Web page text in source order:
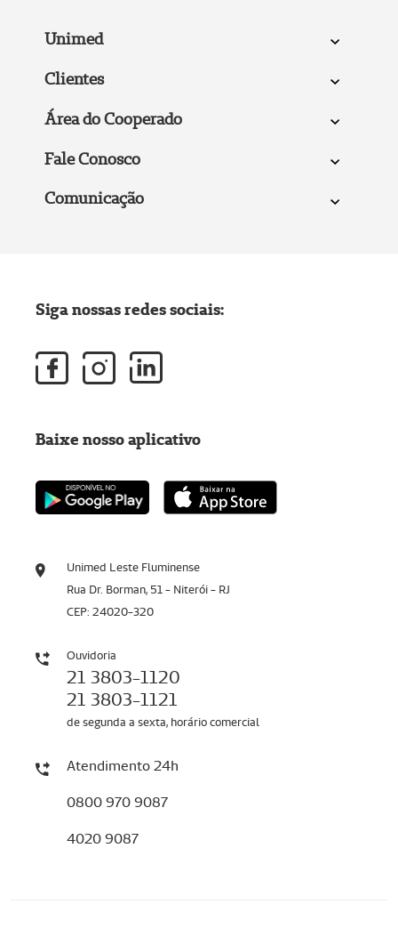
Unimed
Clientes
Área do Cooperado
Fale Conosco
Comunicação
Unimed Leste Fluminense
Rua Dr. Borman, 51 - Niterói - RJ
CEP: 24020-320
Ouvidoria
21 3803-1120
21 3803-1121
de segunda a sexta, horário comercial
Atendimento 24h
0800 970 9087
4020 9087
Siga nossas redes sociais:
Baixe nosso aplicativo